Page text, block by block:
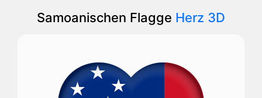
Samoanischen Flagge Herz 3D